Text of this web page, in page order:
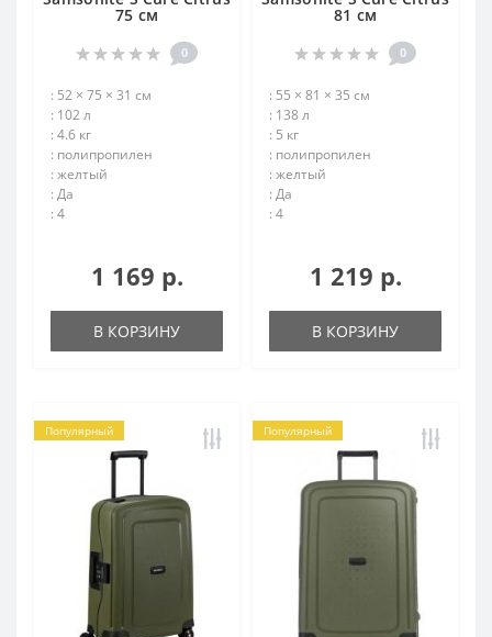
75 см
0
: 52 × 75 × 31 см
: 102 л
: 4.6 кг
: полипропилен
: желтый
: Да
: 4
1 169 р.
В КОРЗИНУ
81 см
0
: 55 × 81 × 35 см
: 138 л
: 5 кг
: полипропилен
: желтый
: Да
: 4
1 219 р.
В КОРЗИНУ
Популярный Популярный